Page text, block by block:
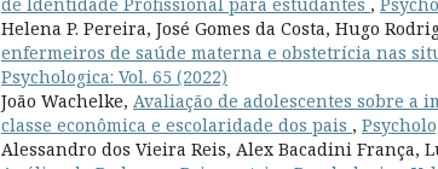
Helena P. Pereira, José Gomes da Costa, Hugo
enfermeiros de saúde materna e obstetrícia nas
Psychologica: Vol. 65 (2022)
João Wachelke, Avaliação de adolescentes sobre a
classe econômica e escolaridade dos pais ,
Alessandro dos Vieira Reis, Alex Bacadini França,